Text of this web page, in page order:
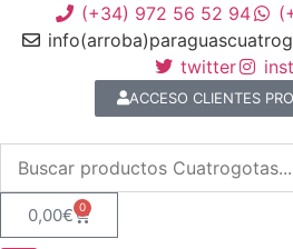
(+34) 972 56 52 94
twitter
ACCESO CLIENTES
0,00€ 0